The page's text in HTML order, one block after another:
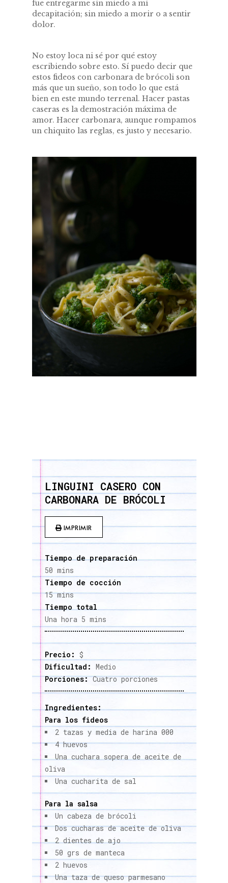
fue entregarme sin miedo a mi
decapitación; sin miedo a morir o a sentir
dolor.
No estoy loca ni sé por qué estoy
escribiendo sobre esto. Sí puedo decir que
estos fideos con carbonara de brócoli son
más que un sueño, son todo lo que está
bien en este mundo terrenal. Hacer pastas
caseras es la demostración máxima de
amor. Hacer carbonara, aunque rompamos
un chiquito las reglas, es justo y necesario.
LINGUINI CASERO CON
CARBONARA DE BRÓCOLI
IMPRIMIR
Tiempo de preparación
50 mins
Tiempo de cocción
15 mins
Tiempo total
Una hora 5 mins
Precio: $
Dificultad: Medio
Porciones:Cuatro porciones
Ingredientes:
Para los fideos
2 tazas y media de harina 000
4 huevos
Una cuchara sopera de aceite de
oliva
Una cucharita de sal
Para la salsa
Un cabeza de brócoli
Dos cucharas de aceite de oliva
2 dientes de ajo
50 grs de manteca
2 huevos
Una taza de queso parmesano